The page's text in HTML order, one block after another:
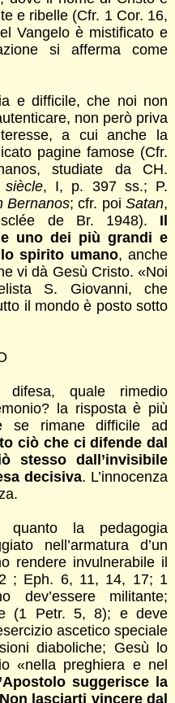
e ribelle (Cfr. 1 Cor. 16,
Vangelo è mistificato e
si afferma come
e difficile, che noi non
non però priva
a cui anche la
pagine famose (Cfr.
studiate da CH.
, I, p. 397 ss.; P.
Bernanos; cfr. poiSatan,
de Br. 1948). Il
uno dei più grandi e
spirito umano, anche
vi dà Gesù Cristo. «Noi
S. Giovanni, che
il mondo è posto sotto
difesa, quale rimedio
la risposta è più
se rimane difficile ad
ciò che ci difende dal
stesso dall’invisibile
decisiva. L’innocenza
la pedagogia
nell’armatura d’un
rendere invulnerabile il
; Eph. 6, 11, 14, 17; 1
militante;
(1 Petr. 5, 8); e deve
ascetico speciale
diaboliche; Gesù lo
«nella preghiera e nel
suggerisce la
lasciarti vincere dal